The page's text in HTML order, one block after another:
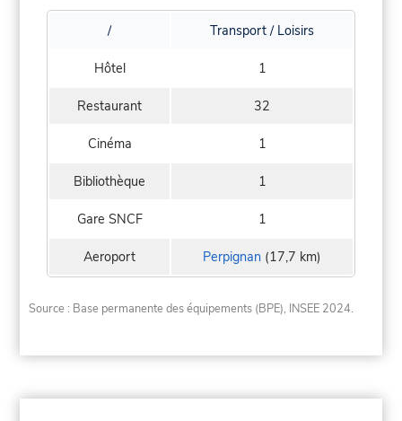
/ Transport / Loisirs
Hôtel 1
Restaurant 32
Cinéma 1
Bibliothèque 1
Gare SNCF 1
Aeroport Perpignan (17,7 km)
Source : Base permanente des équipements (BPE), INSEE 2024.